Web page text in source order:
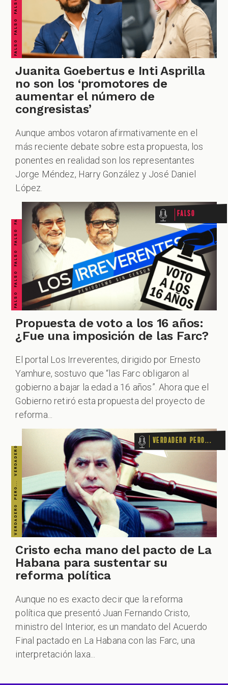
PODCAST
ZOOM
Juanita Goebertus e Inti Asprilla
no son los ‘promotores de
aumentar el número de
congresistas’
Aunque ambos votaron afirmativamente en el
más reciente debate sobre esta propuesta, los
ponentes en realidad son los representantes
Jorge Méndez, Harry González y José Daniel
López.
FALSO FALSO FALSO FALSO FALSO FALSO FALSO Falso
Propuesta de voto a los 16 años:
¿Fue una imposición de las Farc?
El portal Los Irreverentes, dirigido por Ernesto
Yamhure, sostuvo que “las Farc obligaron al
gobierno a bajar la edad a 16 años”. Ahora que el
Gobierno retiró esta propuesta del proyecto de
reforma...
VERDADERO PERO... VERDADERO PERO... VERDADERO PERO... VERDADERO PERO... VERDADERO PERO... VERDADERO PERO... VERDADERO PERO... Verdadero pero...
Cristo echa mano del pacto de La
Habana para sustentar su
reforma política
Aunque no es exacto decir que la reforma
política que presentó Juan Fernando Cristo,
ministro del Interior, es un mandato del Acuerdo
Final pactado en La Habana con las Farc, una
interpretación laxa...